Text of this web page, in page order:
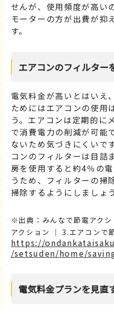
せんが、使用頻度が高い
モーターの方が出費が抑
す。
エアコンのフィルター
電気料金が高いとはいえ
ためにはエアコンの使用
う。エアコンは定期的に
で消費電力の削減が可能
ないため気づきにくいで
コンのフィルターは目詰
房を使用すると約4％の
うため、フィルターの掃
掃除するようにしましょう
出典：みんなで節電アク
アクション ｜ 3.エアコンで
https://
/setsuden/home/
電気料金プランを見直